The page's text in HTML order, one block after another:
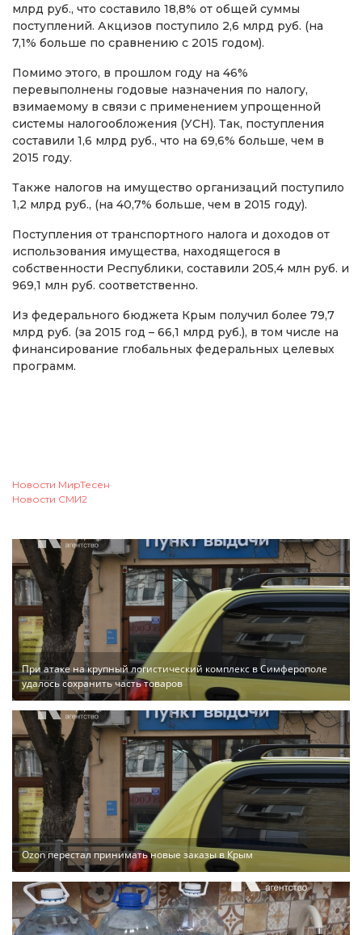
млрд руб., что составило 18,8% от общей суммы
поступлений. Акцизов поступило 2,6 млрд руб. (на
7,1% больше по сравнению с 2015 годом).
Помимо этого, в прошлом году на 46%
перевыполнены годовые назначения по налогу,
взимаемому в связи с применением упрощенной
системы налогообложения (УСН). Так, поступления
составили 1,6 млрд руб., что на 69,6% больше, чем в
2015 году.
Также налогов на имущество организаций поступило
1,2 млрд руб., (на 40,7% больше, чем в 2015 году).
Поступления от транспортного налога и доходов от
использования имущества, находящегося в
собственности Республики, составили 205,4 млн руб. и
969,1 млн руб. соответственно.
Из федерального бюджета Крым получил более 79,7
млрд руб. (за 2015 год – 66,1 млрд руб.), в том числе на
финансирование глобальных федеральных целевых
программ.
Новости МирТесен
Новости СМИ2
При атаке на крупный логистический комплекс в Симферополе
удалось сохранить часть товаров
Ozon перестал принимать новые заказы в Крым